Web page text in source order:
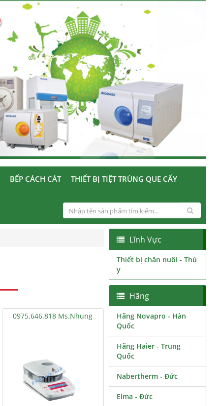
BẾP CÁCH CÁT
THIẾT BỊ TIỆT TRÙNG QUE CẤY
0975.646.818 Ms.Nhung
Lĩnh Vực
Thiết bị chăn nuôi - Thú
y
Hãng
Hãng Novapro - Hàn
Quốc
Hãng Haier - Trung
Quốc
Nabertherm - Đức
Elma - Đức